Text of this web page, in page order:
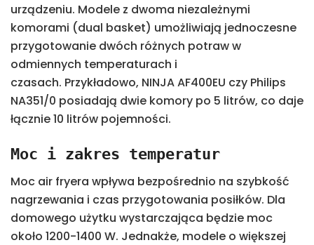
urządzeniu. Modele z dwoma niezależnymi
komorami (dual basket) umożliwiają jednoczesne
przygotowanie dwóch różnych potraw w
odmiennych temperaturach i
czasach. Przykładowo, NINJA AF400EU czy Philips
NA351/0 posiadają dwie komory po 5 litrów, co daje
łącznie 10 litrów pojemności.
Moc i zakres temperatur
Moc air fryera wpływa bezpośrednio na szybkość
nagrzewania i czas przygotowania posiłków. Dla
domowego użytku wystarczająca będzie moc
około 1200-1400 W. Jednakże, modele o większej